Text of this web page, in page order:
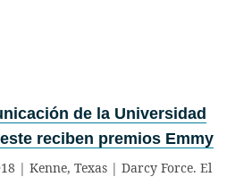
de la Universidad
reciben premios Emmy
| Kenne, Texas | Darcy Force. El